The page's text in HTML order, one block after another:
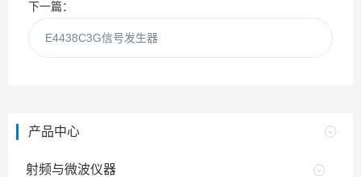
下一篇：
E4438C3G信号发生器
产品中心
射频与微波仪器